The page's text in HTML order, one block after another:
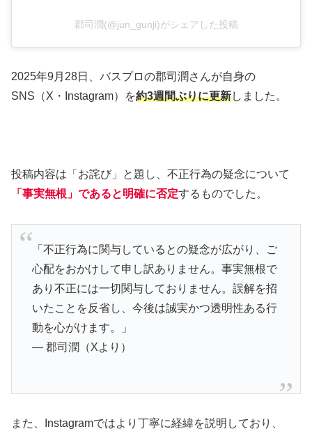
郡司潤(@jun_gunji)がシェアした投稿
2025年9月28日、バスプロの郡司潤さんが自身の
SNS（X・Instagram）を約3週間ぶりに更新しました。
投稿内容は「お詫び」と題し、不正行為の疑念について
「事実無根」であると明確に否定するものでした。
「不正行為に関与しているとの疑念が広がり、ご
心配をおかけして申し訳ありません。事実無根で
あり不正には一切関与しておりません。誤解を招
いたことを反省し、今後は誠実かつ透明性ある行
動を心がけます。」
— 郡司潤（Xより）
また、Instagramではより丁寧に経緯を説明しており、